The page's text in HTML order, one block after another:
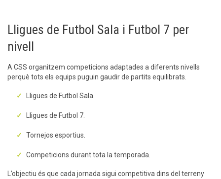
Lligues de Futbol Sala i Futbol 7 per
nivell
A CSS organitzem competicions adaptades a diferents nivells
perquè tots els equips puguin gaudir de partits equilibrats.
Lligues de Futbol Sala.
Lligues de Futbol 7.
Tornejos esportius.
Competicions durant tota la temporada.
L’objectiu és que cada jornada sigui competitiva dins del terreny